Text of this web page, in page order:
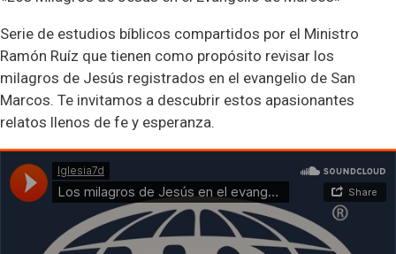
Serie de estudios bíblicos compartidos por el Ministro
Ramón Ruíz que tienen como propósito revisar los
milagros de Jesús registrados en el evangelio de San
Marcos. Te invitamos a descubrir estos apasionantes
relatos llenos de fe y esperanza.